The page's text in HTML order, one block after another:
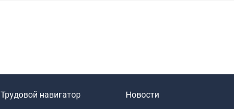
Трудовой навигатор Новости